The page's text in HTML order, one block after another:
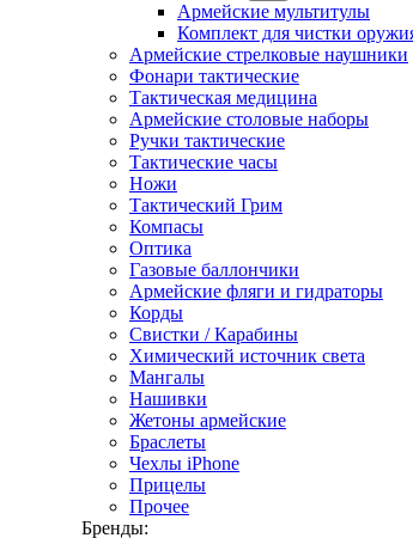
Армейские мультитулы
Комплект для чистки
Армейские стрелковые наушники
Фонари тактические
Тактическая медицина
Армейские столовые наборы
Ручки тактические
Тактические часы
Ножи
Тактический Грим
Компасы
Оптика
Газовые баллончики
Армейские фляги и гидраторы
Корды
Свистки / Карабины
Химический источник света
Мангалы
Нашивки
Жетоны армейские
Браслеты
Чехлы iPhone
Прицелы
Прочее
Бренды: